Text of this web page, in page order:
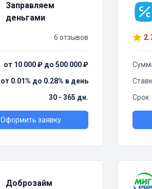
Заправляем
деньгами
6 отзывов
от 10 000 ₽ до 500 000 ₽
от 0.01% до 0.28% в день
30 - 365 дн.
Оформить заявку
Срок
Доброзайм